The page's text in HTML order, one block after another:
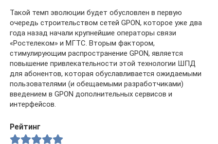
Такой темп эволюции будет обусловлен в первую
очередь строительством сетей GPON, которое уже два
года назад начали крупнейшие операторы связи
«Ростелеком» и МГТС. Вторым фактором,
стимулирующим распространение GPON, является
повышение привлекательности этой технологии ШПД
для абонентов, которая обуславливается ожидаемыми
пользователями (и обещаемыми разработчиками)
введением в GPON дополнительных сервисов и
интерфейсов.
Рейтинг